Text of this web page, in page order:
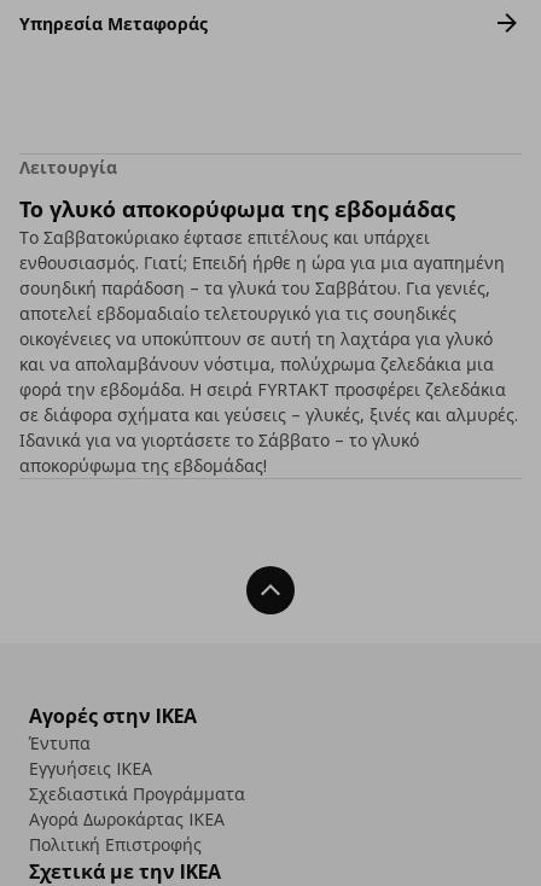
Υπηρεσία Μεταφοράς
Λειτουργία
Το γλυκό αποκορύφωμα της εβδομάδας
Το Σαββατοκύριακο έφτασε επιτέλους και υπάρχει
ενθουσιασμός. Γιατί; Επειδή ήρθε η ώρα για μια αγαπημένη
σουηδική παράδοση – τα γλυκά του Σαββάτου. Για γενιές,
αποτελεί εβδομαδιαίο τελετουργικό για τις σουηδικές
οικογένειες να υποκύπτουν σε αυτή τη λαχτάρα για γλυκό
και να απολαμβάνουν νόστιμα, πολύχρωμα ζελεδάκια μια
φορά την εβδομάδα. Η σειρά FYRTAKT προσφέρει ζελεδάκια
σε διάφορα σχήματα και γεύσεις – γλυκές, ξινές και αλμυρές.
Ιδανικά για να γιορτάσετε το Σάββατο – το γλυκό
αποκορύφωμα της εβδομάδας!
Back To Top
Αγορές στην IKEA
Έντυπα
Εγγυήσεις IKEA
Σχεδιαστικά Προγράμματα
Αγορά Δωρoκάρτας IKEA
Πολιτική Επιστροφής
Σχετικά με την IKEA